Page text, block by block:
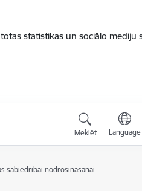
statistikas un sociālo mediju
Meklēt Language
sabiedrībai nodrošināšanai